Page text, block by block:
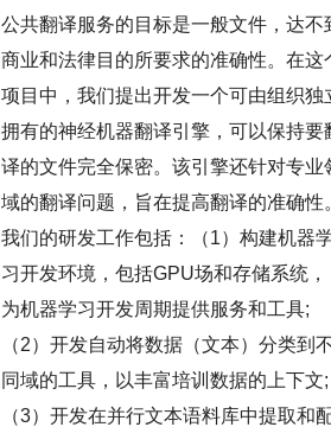
公共翻译服务的目标是一般文件，达不
商业和法律目的所要求的准确性。在这
项目中，我们提出开发一个可由组织独
拥有的神经机器翻译引擎，可以保持要
译的文件完全保密。该引擎还针对专业
域的翻译问题，旨在提高翻译的准确性
我们的研发工作包括：（1）构建机器
习开发环境，包括GPU场和存储系统，
为机器学习开发周期提供服务和工具;
（2）开发自动将数据（文本）分类到
同域的工具，以丰富培训数据的上下文;
（3）开发在并行文本语料库中提取和